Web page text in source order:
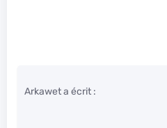
Arkawet a écrit :